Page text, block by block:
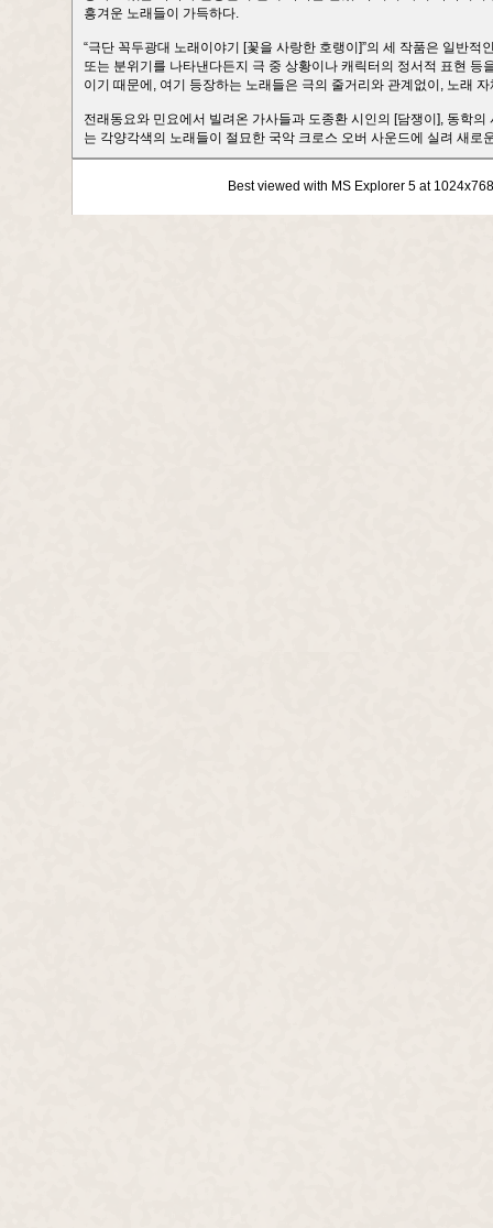
흥겨운 노래들이 가득하다.
“극단 꼭두광대 노래이야기 [꽃을 사랑한 호랭이]”의 세 작품은 일반
또는 분위기를 나타낸다든지 극 중 상황이나 캐릭터의 정서적 표현
이기 때문에, 여기 등장하는 노래들은 극의 줄거리와 관계없이, 노래
전래동요와 민요에서 빌려온 가사들과 도종환 시인의 [담쟁이], 동학
는 각양각색의 노래들이 절묘한 국악 크로스 오버 사운드에 실려 새로
Best viewed with MS Explorer 5 at